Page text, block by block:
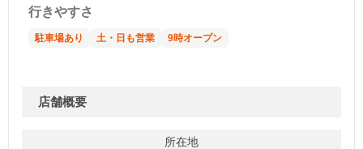
行きやすさ
駐車場あり 土・日も営業 9時オープン
店舗概要
所在地